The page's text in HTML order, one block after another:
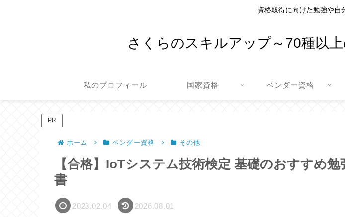
資格取得に向けた勉強や自
さくらのスキルアップ～70種以
私のプロフィール 国家資格 ベンダー資格
PR
ホーム ベンダー資格 その他
【合格】IoTシステム技術検定 基礎のおすすめ
書
2023.02.04 2026.08.01